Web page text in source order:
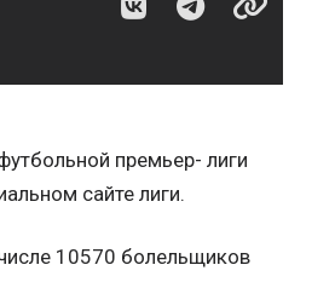
премьер- лиги
сайте лиги.
10570 болельщиков